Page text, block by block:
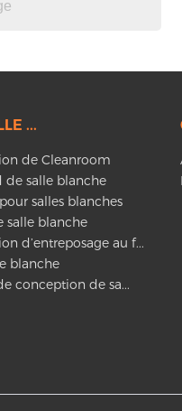
...
de Cleanroom
de salle blanche
salles blanches
salle blanche
d’entreposage au f...
blanche
conception de sa...